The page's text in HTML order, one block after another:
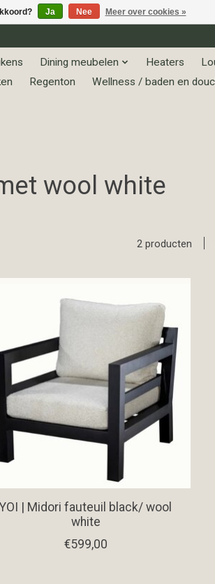
Dining meubelen Heaters
Regenton Wellness / baden en
wool white
2 producten
YOI | Midori fauteuil black/ wool
white
€599,00
Ja Nee Meer over cookies »